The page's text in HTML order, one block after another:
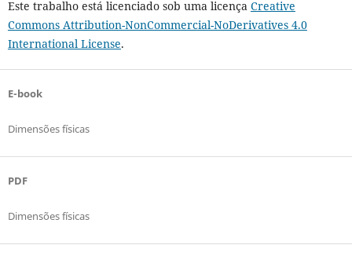
Este trabalho está licenciado sob uma licença Creative
Commons Attribution-NonCommercial-NoDerivatives 4.0
International License.
E-book
Dimensões físicas
PDF
Dimensões físicas